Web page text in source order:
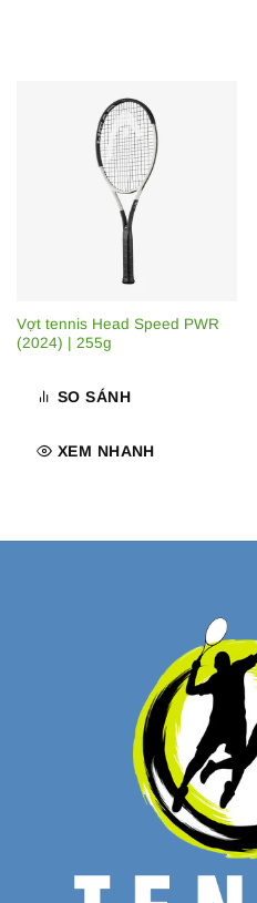
Vợt tennis Head Speed PWR
(2024) | 255g
SO SÁNH
XEM NHANH